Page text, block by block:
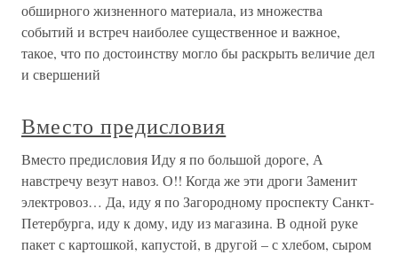
обширного жизненного материала, из множества
событий и встреч наиболее существенное и важное,
такое, что по достоинству могло бы раскрыть величие дел
и свершений
Вместо предисловия
Вместо предисловия Иду я по большой дороге, А
навстречу везут навоз. О!! Когда же эти дроги Заменит
электровоз… Да, иду я по Загородному проспекту Санкт-
Петербурга, иду к дому, иду из магазина. В одной руке
пакет с картошкой, капустой, в другой – с хлебом, сыром